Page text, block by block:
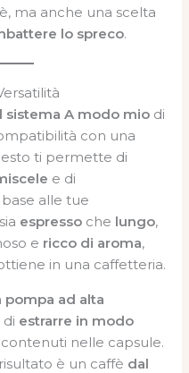
ma anche una scelta
lo spreco.
sistema A modo mio di
con una
ti permette di
e di
alle tue
espresso che lungo,
e ricco di aroma,
in una caffetteria.
pompa ad alta
di estrarre in modo
contenuti nelle capsule.
è un caffè dal